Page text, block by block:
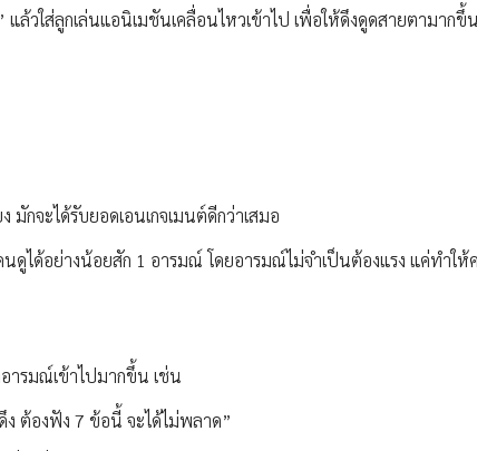
วใส่ลูกเล่นแอนิเมชันเคลื่อนไหวเข้าไป เพื่อให้ดึงดูดสายตามากขึ้
กจะได้รับยอดเอนเกจเมนต์ดีกว่าเสมอ
ได้อย่างน้อยสัก 1 อารมณ์ โดยอารมณ์ไม่จำเป็นต้องแรง แค่ทำให้
ารมณ์เข้าไปมากขึ้น เช่น
ง ต้องฟัง 7 ข้อนี้ จะได้ไม่พลาด”